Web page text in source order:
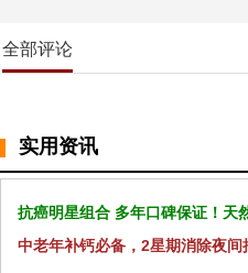
全部评论
实用资讯
抗癌明星组合 多年口碑保证！天
中老年补钙必备，2星期消除夜